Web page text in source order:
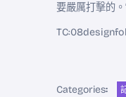
要嚴厲打擊的。
Categories: